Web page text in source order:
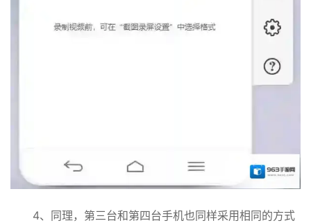
4、同理，第三台和第四台手机也同样采用相同的方式